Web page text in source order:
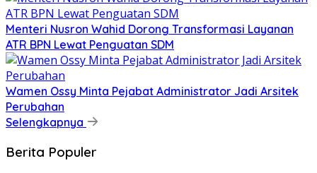
​Menteri Nusron Wahid Dorong Transformasi Layanan
ATR BPN Lewat Penguatan SDM
Wamen Ossy Minta Pejabat Administrator Jadi Arsitek
Perubahan
Selengkapnya
Berita Populer